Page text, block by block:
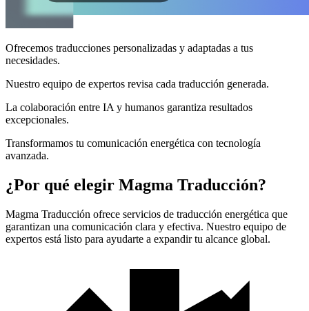
Ofrecemos traducciones personalizadas y adaptadas a tus
necesidades.
Nuestro equipo de expertos revisa cada traducción generada.
La colaboración entre IA y humanos garantiza resultados
excepcionales.
Transformamos tu comunicación energética con tecnología
avanzada.
¿Por qué elegir Magma Traducción?
Magma Traducción ofrece servicios de traducción energética que
garantizan una comunicación clara y efectiva. Nuestro equipo de
expertos está listo para ayudarte a expandir tu alcance global.